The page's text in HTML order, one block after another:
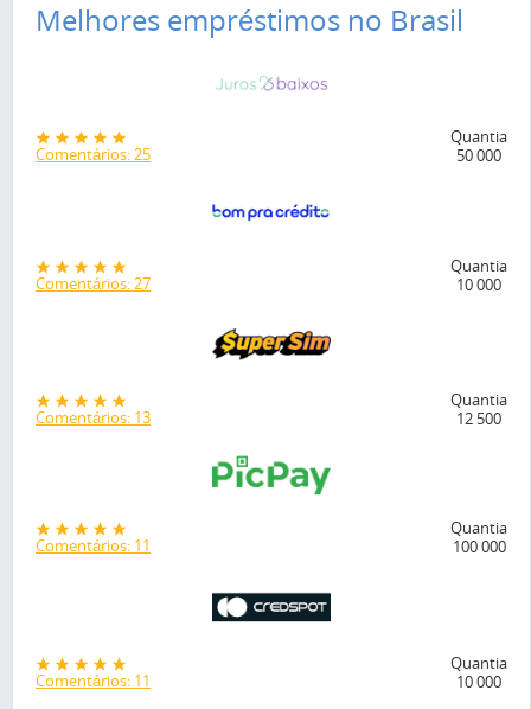
Melhores empréstimos no Brasil
Comentários: 25
Quantia
50 000
Comentários: 27
Quantia
10 000
Comentários: 13
Quantia
12 500
Comentários: 11
Quantia
100 000
Comentários: 11
Quantia
10 000